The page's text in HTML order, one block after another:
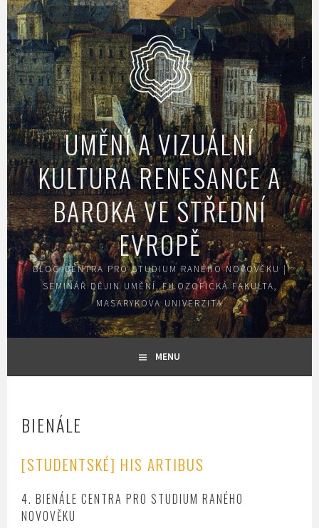
Skip
to
content
UMĚNÍ A VIZUÁLNÍ
KULTURA RENESANCE A
BAROKA VE STŘEDNÍ
EVROPĚ
BLOG CENTRA PRO STUDIUM RANÉHO NOVOVĚKU |
SEMINÁŘ DĚJIN UMĚNÍ, FILOZOFICKÁ FAKULTA,
MASARYKOVA UNIVERZITA
MENU
BIENÁLE
[STUDENTSKÉ] HIS ARTIBUS
4. BIENÁLE CENTRA PRO STUDIUM RANÉHO
NOVOVĚKU